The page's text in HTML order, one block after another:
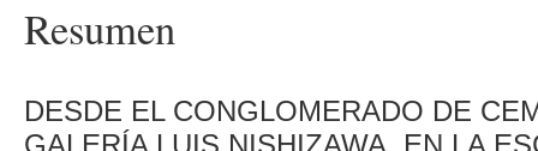
Resumen
DESDE EL CONGLOMERADO DE